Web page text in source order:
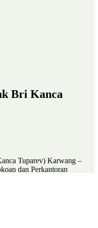
Bri Kanca
Tuparev) Karwang –
dan Perkantoran